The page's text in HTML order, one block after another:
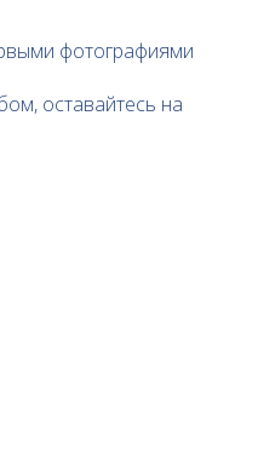
фотографиями
оставайтесь на